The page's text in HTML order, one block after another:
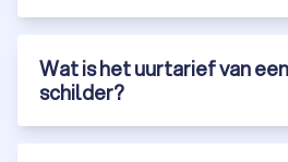
Wat is het uurtarief van
schilder?